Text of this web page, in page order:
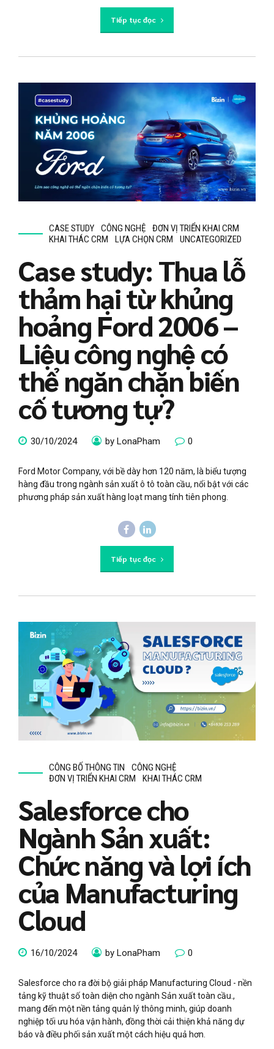
Tiếp tục đọc
CASE STUDY CÔNG NGHỆ
ĐƠN VỊ TRIỂN KHAI CRM
KHAI THÁC CRM
LỰA CHỌN CRM UNCATEGORIZED
Case study: Thua lỗ
thảm hại từ khủng
hoảng Ford 2006 –
Liệu công nghệ có
thể ngăn chặn biến
cố tương tự?
30/10/2024 by LonaPham 0
Ford Motor Company, với bề dày hơn 120 năm, là biểu tượng
hàng đầu trong ngành sản xuất ô tô toàn cầu, nổi bật với các
phương pháp sản xuất hàng loạt mang tính tiên phong.
Tiếp tục đọc
CÔNG BỐ THÔNG TIN
CÔNG NGHỆ
ĐƠN VỊ TRIỂN KHAI CRM
KHAI THÁC CRM
Salesforce cho
Ngành Sản xuất:
Chức năng và lợi ích
của Manufacturing
Cloud
16/10/2024 by LonaPham 0
Salesforce cho ra đời bộ giải pháp Manufacturing Cloud - nền
tảng kỹ thuật số toàn diện cho ngành Sản xuất toàn cầu.,
mang đến một nền tảng quản lý thông minh, giúp doanh
nghiệp tối ưu hóa vận hành, đồng thời cải thiện khả năng dự
báo và điều phối sản xuất một cách hiệu quả hơn.